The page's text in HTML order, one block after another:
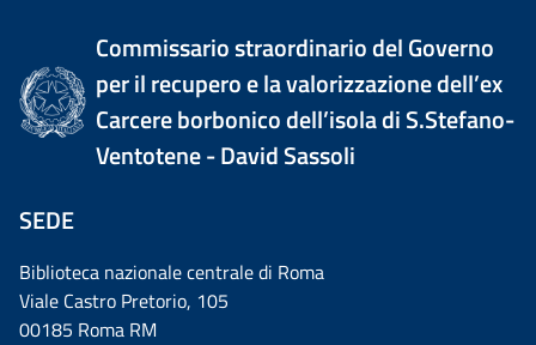
Commissario straordinario del Governo
per il recupero e la valorizzazione dell’ex
Carcere borbonico dell’isola di S.Stefano-
Ventotene - David Sassoli
SEDE
Biblioteca nazionale centrale di Roma
Viale Castro Pretorio, 105
00185 Roma RM